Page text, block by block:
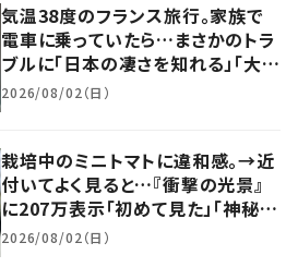
気温38度のフランス旅行。家族で
電車に乗っていたら…まさかのトラ
ブルに「日本の凄さを知れる」「大変
さがよく伝わってきました」
2026/08/02（日）
栽培中のミニトマトに違和感。→近
付いてよく見ると…『衝撃の光景』
に207万表示「初めて見た」「神秘
的」
2026/08/02（日）